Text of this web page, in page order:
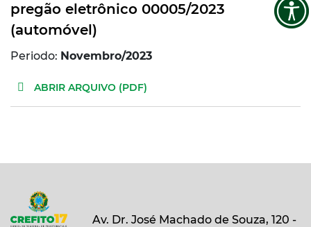
pregão eletrônico 00005/2023
(automóvel)
Periodo:
ABRIR ARQUIVO (PDF)
Av. Dr. José Machado de Souza, 120 -